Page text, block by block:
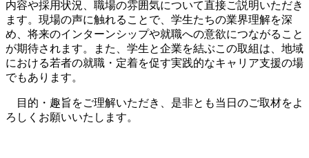
内容や採用状況、職場の雰囲気について直接ご説明いただき
ます。現場の声に触れることで、学生たちの業界理解を深
め、将来のインターンシップや就職への意欲につながること
が期待されます。また、学生と企業を結ぶこの取組は、地域
における若者の就職・定着を促す実践的なキャリア支援の場
でもあります。
目的・趣旨をご理解いただき、是非とも当日のご取材をよ
ろしくお願いいたします。